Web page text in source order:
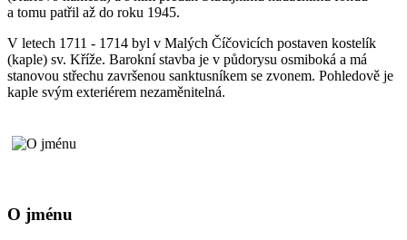
a tomu patřil až do roku 1945.
V letech 1711 - 1714 byl v Malých Číčovicích postaven kostelík
(kaple) sv. Kříže. Barokní stavba je v půdorysu osmiboká a má
stanovou střechu završenou sanktusníkem se zvonem. Pohledově je
kaple svým exteriérem nezaměnitelná.
O jménu